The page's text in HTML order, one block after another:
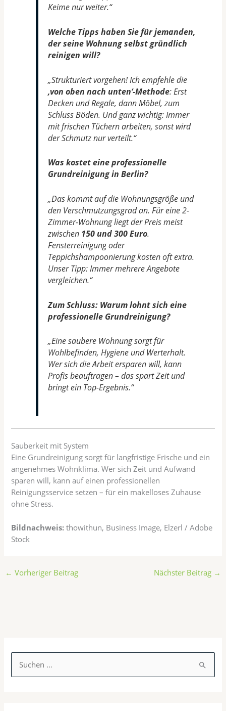
Keime nur weiter.“
Welche Tipps haben Sie für jemanden,
der seine Wohnung selbst gründlich
reinigen will?
„Strukturiert vorgehen! Ich empfehle die
‚von oben nach unten‘-Methode: Erst
Decken und Regale, dann Möbel, zum
Schluss Böden. Und ganz wichtig: Immer
mit frischen Tüchern arbeiten, sonst wird
der Schmutz nur verteilt.“
Was kostet eine professionelle
Grundreinigung in Berlin?
„Das kommt auf die Wohnungsgröße und
den Verschmutzungsgrad an. Für eine 2-
Zimmer-Wohnung liegt der Preis meist
zwischen 150 und 300 Euro.
Fensterreinigung oder
Teppichshampoonierung kosten oft extra.
Unser Tipp: Immer mehrere Angebote
vergleichen.“
Zum Schluss: Warum lohnt sich eine
professionelle Grundreinigung?
„Eine saubere Wohnung sorgt für
Wohlbefinden, Hygiene und Werterhalt.
Wer sich die Arbeit ersparen will, kann
Profis beauftragen – das spart Zeit und
bringt ein Top-Ergebnis.“
Sauberkeit mit System
Eine Grundreinigung sorgt für langfristige Frische und ein
angenehmes Wohnklima. Wer sich Zeit und Aufwand
sparen will, kann auf einen professionellen
Reinigungsservice setzen – für ein makelloses Zuhause
ohne Stress.
Bildnachweis: thowithun, Business Image, Elzerl / Adobe
Stock
← Vorheriger Beitrag Nächster Beitrag →